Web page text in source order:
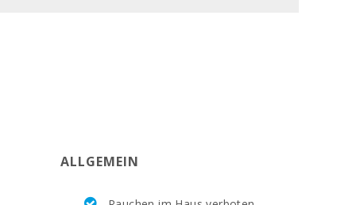
ALLGEMEIN